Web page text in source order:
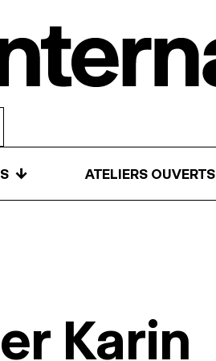
↓ ATELIERS OUVERTS
Karin